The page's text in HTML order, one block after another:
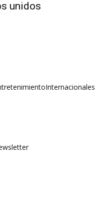
unidos
Internacionales